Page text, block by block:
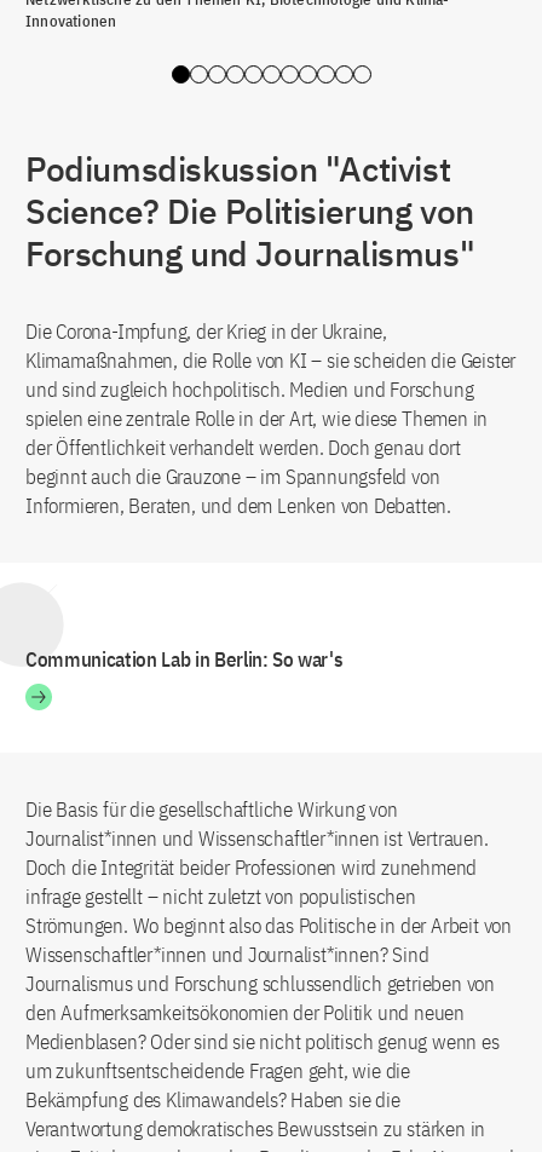
Innovationen
Slide 0
Slide 1
Slide 2
Slide 3
Slide 4
Slide 5
Slide 6
Slide 7
Slide 8
Slide 9
Slide 10
Podiumsdiskussion "Activist
Science? Die Politisierung von
Forschung und Journalismus"
Die Corona-Impfung, der Krieg in der Ukraine,
Klimamaßnahmen, die Rolle von KI – sie scheiden die Geister
und sind zugleich hochpolitisch. Medien und Forschung
spielen eine zentrale Rolle in der Art, wie diese Themen in
der Öffentlichkeit verhandelt werden. Doch genau dort
beginnt auch die Grauzone – im Spannungsfeld von
Informieren, Beraten, und dem Lenken von Debatten.
Communication Lab in Berlin: So war's
Die Basis für die gesellschaftliche Wirkung von
Journalist*innen und Wissenschaftler*innen ist Vertrauen.
Doch die Integrität beider Professionen wird zunehmend
infrage gestellt – nicht zuletzt von populistischen
Strömungen. Wo beginnt also das Politische in der Arbeit von
Wissenschaftler*innen und Journalist*innen? Sind
Journalismus und Forschung schlussendlich getrieben von
den Aufmerksamkeitsökonomien der Politik und neuen
Medienblasen? Oder sind sie nicht politisch genug wenn es
um zukunftsentscheidende Fragen geht, wie die
Bekämpfung des Klimawandels? Haben sie die
Verantwortung demokratisches Bewusstsein zu stärken in